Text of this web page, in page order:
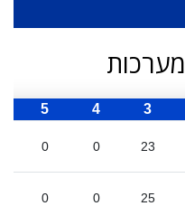
3
4
5
23
0
0
25
0
0